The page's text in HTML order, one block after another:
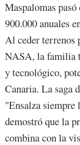
Maspalomas
900.000 anuales
Al ceder terrenos
NASA, la familia
y tecnológico,
Canaria. La saga
"Ensalza siempre
demostró que la
combina con la